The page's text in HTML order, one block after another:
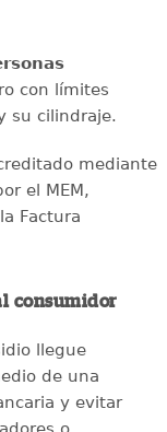
con límites
su cilindraje.
mediante
el MEM,
Factura
consumidor
llegue
de una
y evitar